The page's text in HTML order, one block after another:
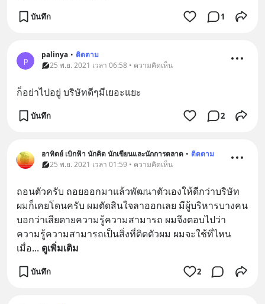
บันทึก 1
p
palinya • ติดตาม
25 พ.ย. 2021 เวลา 06:58 • ความคิดเห็น
ก็อย่าไปอยู่ บริษัทดีๆมีเยอะแยะ
บันทึก 2
อาทิตย์ เบิกฟ้า นักคิด นักเขียนและนักการตลาด • ติดตาม
25 พ.ย. 2021 เวลา 01:59 • ความคิดเห็น
ถอนตัวครับ ถอยออกมาแล้วพัฒนาตัวเองให้ดีกว่าบริษัท
ผมก็เคยโดนครับ ผมตัดสินใจลาออกเลย มีผู้บริหารบางคน
บอกว่าเสียดายความรู้ความสามารถ ผมจึงตอบไปว่า
ความรู้ความสามารถเป็นสิ่งที่ติดตัวผม ผมจะใช้ที่ไหน
เมื่อ... ดูเพิ่มเติม
บันทึก 2